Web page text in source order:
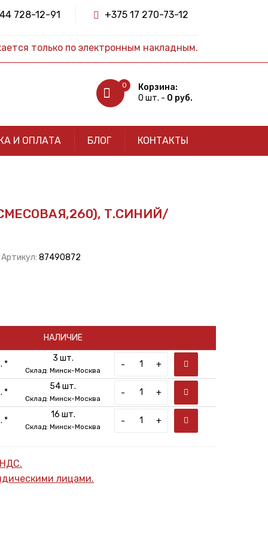
728-12-91 +375 17 270-73-12
только по электронным накладным.
0
Корзина:
0 шт. - 0 руб.
И ОПЛАТА БЛОГ КОНТАКТЫ
Т.СИНИЙ/
| Артикул: 87490872
НАЛИЧИЕ
*
3 шт.
Склад: Минск-Москва
- +
*
54 шт.
Склад: Минск-Москва
- +
*
16 шт.
Склад: Минск-Москва
- +
лицами.